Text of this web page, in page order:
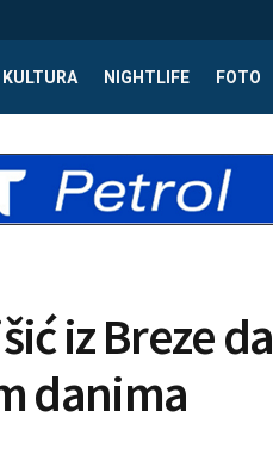
KULTURA NIGHTLIFE FOTO
iz Breze da
danima